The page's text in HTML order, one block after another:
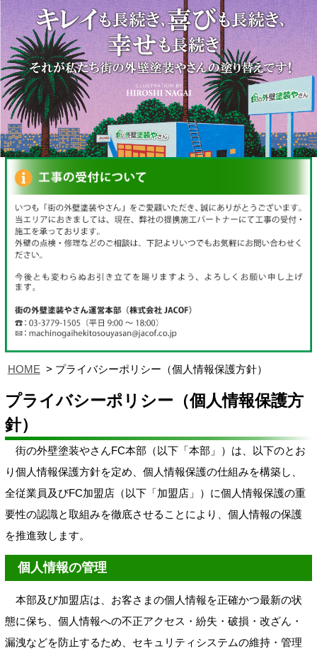
HOME プライバシーポリシー（個人情報保護方針）
プライバシーポリシー（個人情報保護方
針）
街の外壁塗装やさんFC本部（以下「本部」）は、以下のとお
り個人情報保護方針を定め、個人情報保護の仕組みを構築し、
全従業員及びFC加盟店（以下「加盟店」）に個人情報保護の重
要性の認識と取組みを徹底させることにより、個人情報の保護
を推進致します。
個人情報の管理
本部及び加盟店は、お客さまの個人情報を正確かつ最新の状
態に保ち、個人情報への不正アクセス・紛失・破損・改ざん・
漏洩などを防止するため、セキュリティシステムの維持・管理